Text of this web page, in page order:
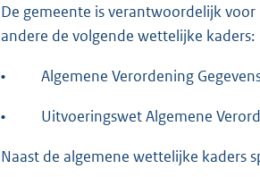
De gemeente is verantwoordelijk
andere de volgende wettelijke kaders:
• Algemene Verordening
• Uitvoeringswet Algemene
Naast de algemene wettelijke kaders